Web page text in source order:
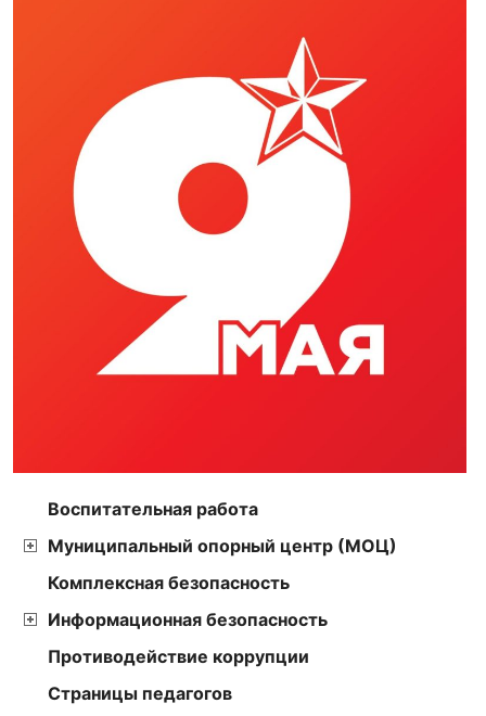
Воспитательная работа
Муниципальный опорный центр (МОЦ)
Комплексная безопасность
Информационная безопасность
Противодействие коррупции
Страницы педагогов